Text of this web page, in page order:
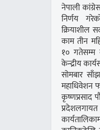
नेपाली
निर्णय
क्रियाशील
काम तीन
१० गतेसम्म
केन्द्रीय
सोमबार
महाधिवेशन
कृष्णप्रसाद